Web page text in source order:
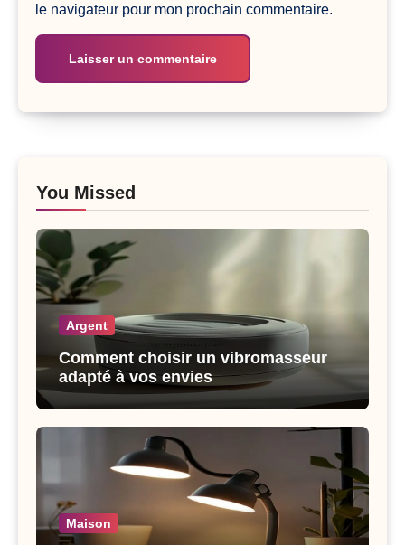
le navigateur pour mon prochain commentaire.
You Missed
Argent
Comment choisir un vibromasseur
adapté à vos envies
Maison